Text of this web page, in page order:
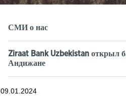
СМИ о нас
Ziraat Bank Uzbekistan открыл
Андижане
09.01.2024